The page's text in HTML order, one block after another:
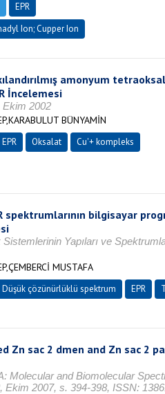
EPR
Ion; Cupper Ion
amonyum
İncelemesi
Ekim 2002
BÜNYAMİN
EPR Oksalat
Cu'+ kompleks
spektrumlarının bilgisayar
Yapıları ve
MUSTAFA
Düşük çözünürlüklü spektrum EPR
Zn sac 2 dmen and Zn sac 2
Molecular and Biomolecular
Ekim 2007, s. 394-398, ISSN: